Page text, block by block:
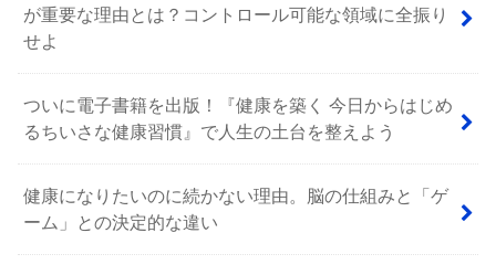
が重要な理由とは？コントロール可能な領域に全振り
せよ
ついに電子書籍を出版！『健康を築く 今日からはじめ
るちいさな健康習慣』で人生の土台を整えよう
健康になりたいのに続かない理由。脳の仕組みと「ゲ
ーム」との決定的な違い